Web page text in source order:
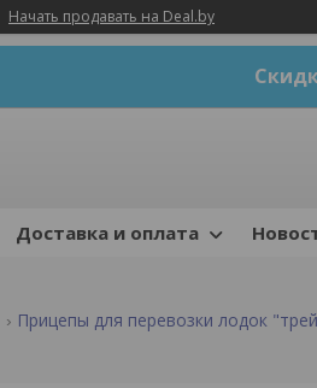
Начать продавать на Deal.by
Доставка и оплата
Прицепы для перевозки лодок